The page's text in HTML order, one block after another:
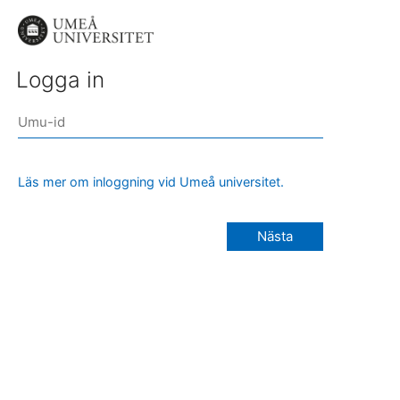
Logga in
Läs mer om inloggning vid Umeå universitet.
Nästa